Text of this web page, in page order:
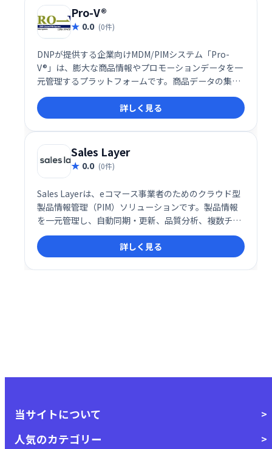
Pro-V®
0.0 (0件)
DNPが提供する企業向けMDM/PIMシステム「Pro-
V®」は、膨大な商品情報やプロモーションデータを一
元管理するプラットフォームです。商品データの集約
と各種媒体への迅速な配信により、マーケティング活
動を効率化し、企業の成長を支援します。高度な情報
管理機能で、迅速かつ正確な情報提供を実現。マーケ
ティング戦略の最適化、業務効率向上、そして売上拡
大に貢献します。
詳しく見る
Sales Layer
0.0 (0件)
Sales Layerは、eコマース事業者のためのクラウド型
製品情報管理（PIM）ソリューションです。製品情報
を一元管理し、自動同期・更新、品質分析、複数チャ
ネルへの自動公開を実現します。製品カタログの整
理・分析・公開を効率化し、高品質なコンテンツ配信
をサポートします。
詳しく見る
当サイトについて
人気のカテゴリー